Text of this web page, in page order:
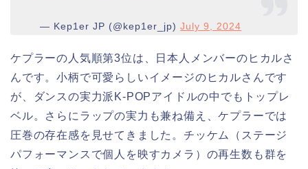
— Kep1er JP (@kep1er_jp)July 9, 2024
ケプラーの人気順第3位は、日本人メンバーのヒカルさ
んです。小柄で可愛らしいイメージのヒカルさんです
が、ダンスの実力派K-POPアイドルの中でもトップレ
ベル。さらにラップの実力も兼ね備え、ケプラーでは
圧巻の存在感を見せてきました。チッケム（ステージ
パフォーマンスで個人を映すカメラ）の再生数も群を